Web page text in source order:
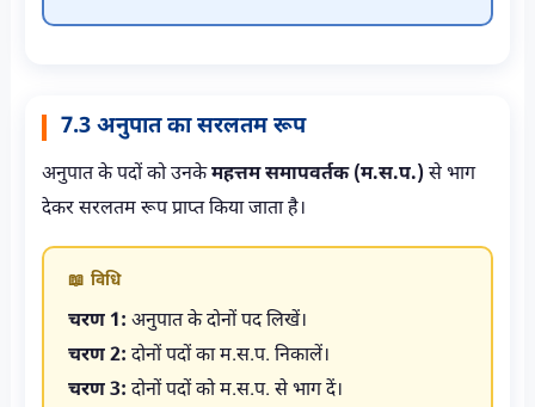
7.3 अनुपात का सरलतम रूप
अनुपात के पदों को उनकेमहत्तम समापवर्तक (म.स.प.) से भाग
देकर सरलतम रूप प्राप्त किया जाता है।
📖 विधि
चरण 1: अनुपात के दोनों पद लिखें।
चरण 2: दोनों पदों का म.स.प. निकालें।
चरण 3: दोनों पदों को म.स.प. से भाग दें।